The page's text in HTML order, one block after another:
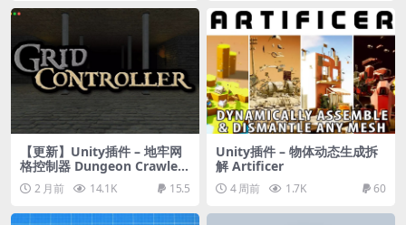
【更新】Unity插件 – 地牢网
格控制器 Dungeon Crawler
Grid Controller
2 月前 14.1K 15.5
Unity插件 – 物体动态生成拆
解 Artificer
4 周前 1.7K 60